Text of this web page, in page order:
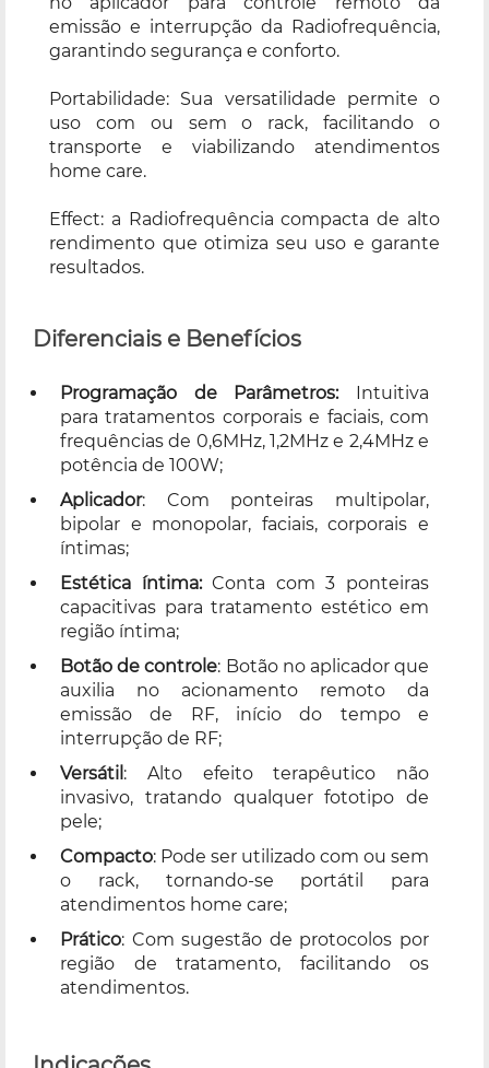
emissão e interrupção da Radiofrequência,
garantindo segurança e conforto.
Portabilidade: Sua versatilidade permite o
uso com ou sem o rack, facilitando o
transporte e viabilizando atendimentos
home care.
Effect: a Radiofrequência compacta de alto
rendimento que otimiza seu uso e garante
resultados.
Diferenciais e Benefícios
Programação de Parâmetros:Intuitiva
para tratamentos corporais e faciais, com
frequências de 0,6MHz, 1,2MHz e 2,4MHz e
potência de 100W;
Aplicador: Com ponteiras multipolar,
bipolar e monopolar, faciais, corporais e
íntimas;
Estética íntima:Conta com 3 ponteiras
capacitivas para tratamento estético em
região íntima;
Botão de controle: Botão no aplicador que
auxilia no acionamento remoto da
emissão de RF, início do tempo e
interrupção de RF;
Versátil : Alto efeito terapêutico não
invasivo, tratando qualquer fototipo de
pele;
Compacto: Pode ser utilizado com ou sem
o rack, tornando-se portátil para
atendimentos home care;
Prático: Com sugestão de protocolos por
região de tratamento, facilitando os
atendimentos.